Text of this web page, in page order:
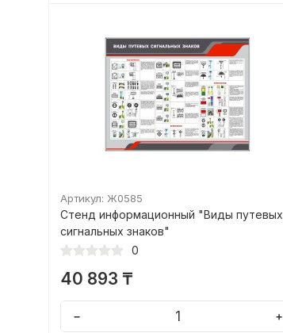
Артикул: Ж0585
Стенд информационный "Виды путевых
сигнальных знаков"
0
40 893 ₸
− +